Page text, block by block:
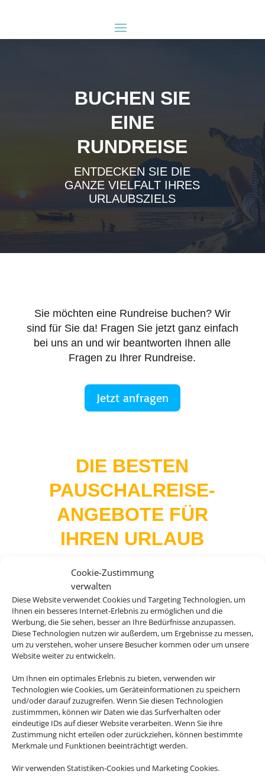
Cookie-Zustimmung
verwalten
Diese Website verwendet Cookies und Targeting Technologien, um
Ihnen ein besseres Internet-Erlebnis zu ermöglichen und die
Werbung, die Sie sehen, besser an Ihre Bedürfnisse anzupassen.
Diese Technologien nutzen wir außerdem, um Ergebnisse zu messen,
um zu verstehen, woher unsere Besucher kommen oder um unsere
Website weiter zu entwickeln.
Um Ihnen ein optimales Erlebnis zu bieten, verwenden wir
Technologien wie Cookies, um Geräteinformationen zu speichern
und/oder darauf zuzugreifen. Wenn Sie diesen Technologien
zustimmmen, können wir Daten wie das Surfverhalten oder
eindeutige IDs auf dieser Website verarbeiten. Wenn Sie ihre
Zustimmung nicht erteilen oder zurückziehen, können bestimmte
Merkmale und Funktionen beeinträchtigt werden.
Wir verwenden Statistiken-Cookies und Marketing Cookies.
BUCHEN SIE
EINE
RUNDREISE
ENTDECKEN SIE DIE
GANZE VIELFALT IHRES
URLAUBSZIELS
Sie möchten eine Rundreise buchen? Wir
sind für Sie da! Fragen Sie jetzt ganz einfach
bei uns an und wir beantworten Ihnen alle
Fragen zu Ihrer Rundreise.
Jetzt anfragen
DIE BESTEN
PAUSCHALREISE-
ANGEBOTE FÜR
IHREN URLAUB
Andalusien, Kuba, Kanada, die USA oder
doch lieber Asien? Es gibt so viel zu
entdecken auf der Welt und mit unseren
Rundreiseangebote erleben Sie Ihre
Traumdestinationen in ihrer vollen Vielfalt.
